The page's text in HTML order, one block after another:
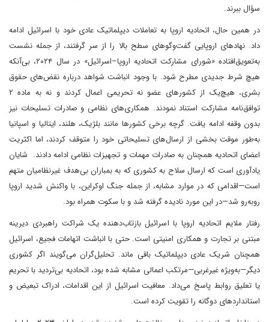
سؤال ببرند.
در همین حال، اتحادیه اروپا به تعاملات دیپلماتیک عادی خود با اسرائیل ادامه
داد. نهادهای اروپایی گفت‌وگوهای سطح بالا را از سر گرفتند، از جمله نشست
به‌تعویق‌افتاده «شورای مشارکت اتحادیه اروپا–اسرائیل» در سال ۲۰۲۴، بی‌آنکه
هیچ شرط جدیدی مطرح شود. با وجود انباشت شواهد درباره نقض‌های حقوق
بشری، هیچ‌یک از کشورهای عضو نه تحریمی اعمال کردند و نه به ماده ۲
توافق‌نامه مشارکت استناد نمودند. همکاری‌های نظامی و صادرات تسلیحات نیز
بدون وقفه ادامه یافت. گرچه برخی کشورها مانند بلژیک، هلند، ایتالیا و اسپانیا
به‌طور موقت بخشی از ارسال‌های تسلیحاتی خود را متوقف کردند، اما اکثریت
اعضای اتحادیه همچنان به صادرات مهمات و تجهیزات نظامی ادامه دادند. شایان
یادآوری است که ارسال سلاح به کشوری که به بمباران بی‌هدف غیرنظامیان متهم
است—اقدامی که در موارد مشابه، از جمله جنگ اوکراین، با واکنش شدید اروپا
روبه‌رو شد—در این مورد نادیده گرفته شد و با سکوت همراه بود.
رفتار ملایم اتحادیه اروپا با اسرائیل بازتاب‌دهنده یک شراکت راهبردی دیرینه
مبتنی بر تجارت و همکاری امنیتی است. حتی با انباشت اتهامات فجیع، اسرائیل
همچنان شریک عادی دیپلماتیک باقی ماند. تحلیل‌گران می‌گویند اگر کشوری
دیگر—به‌ویژه غیرغربی—مرتکب اعمالی مشابه شده بود، اتحادیه بی‌تردید با تحریم
یا تعلیق روابط پاسخ می‌داد. معافیت اسرائیل از این اقدامات، ادراک تبعیض و
استانداردهای دوگانه را تقویت کرده است.